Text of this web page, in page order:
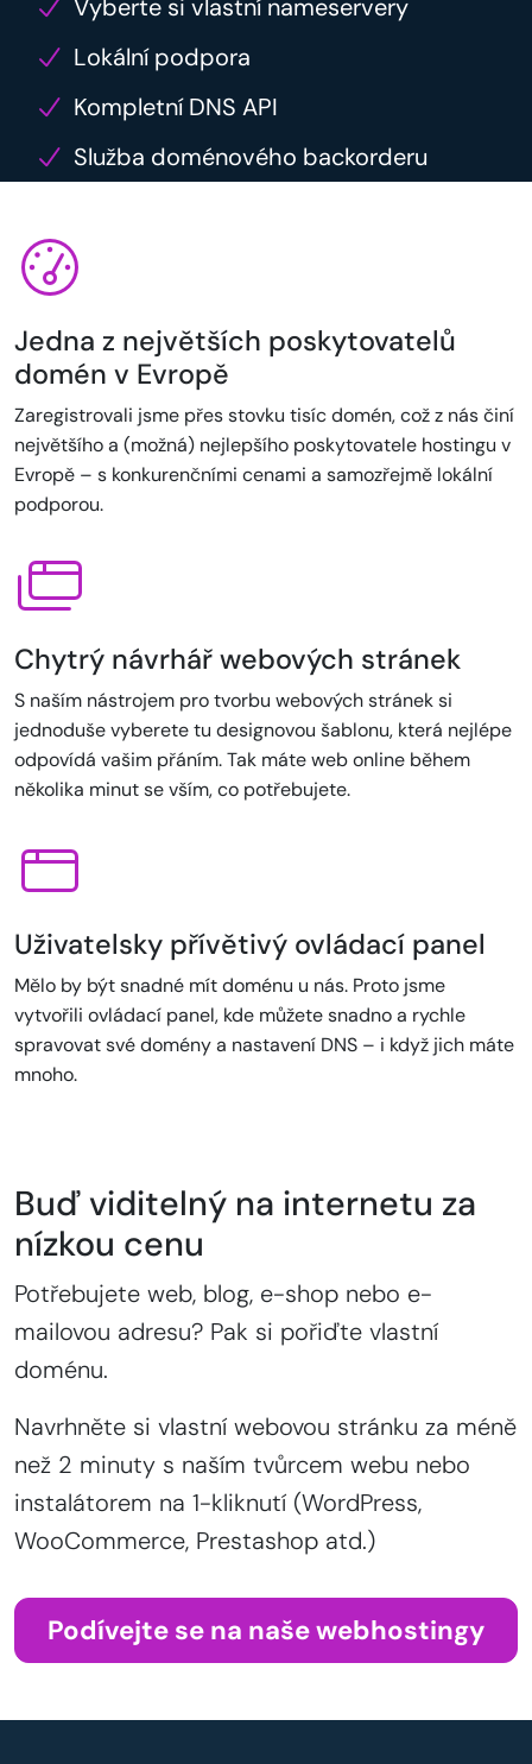
Vyberte si vlastní nameservery
Lokální podpora
Kompletní DNS API
Služba doménového backorderu
Jedna z největších poskytovatelů
domén v Evropě
Zaregistrovali jsme přes stovku tisíc domén, což z nás činí
největšího a (možná) nejlepšího poskytovatele hostingu v
Evropě – s konkurenčními cenami a samozřejmě lokální
podporou.
Chytrý návrhář webových stránek
S naším nástrojem pro tvorbu webových stránek si
jednoduše vyberete tu designovou šablonu, která nejlépe
odpovídá vašim přáním. Tak máte web online během
několika minut se vším, co potřebujete.
Uživatelsky přívětivý ovládací panel
Mělo by být snadné mít doménu u nás. Proto jsme
vytvořili ovládací panel, kde můžete snadno a rychle
spravovat své domény a nastavení DNS – i když jich máte
mnoho.
Buď viditelný na internetu za
nízkou cenu
Potřebujete web, blog, e-shop nebo e-
mailovou adresu? Pak si pořiďte vlastní
doménu.
Navrhněte si vlastní webovou stránku za méně
než 2 minuty s naším tvůrcem webu nebo
instalátorem na 1-kliknutí (WordPress,
WooCommerce, Prestashop atd.)
Podívejte se na naše webhostingy